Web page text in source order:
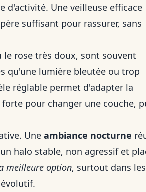
d'activité. Une veilleuse efficace
suffisant pour rassurer, sans
le rose très doux, sont souvent
qu'une lumière bleutée ou trop
réglable permet d'adapter la
pour changer une couche,
Une ambiance nocturne
halo stable, non agressif et
meilleure option, surtout dans les